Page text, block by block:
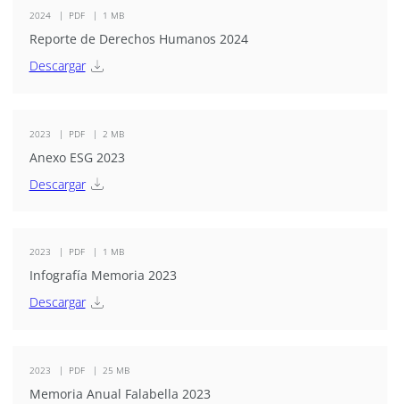
2024 PDF 1 MB
Reporte de Derechos Humanos 2024
Descargar
2023 PDF 2 MB
Anexo ESG 2023
Descargar
2023 PDF 1 MB
Infografía Memoria 2023
Descargar
2023 PDF 25 MB
Memoria Anual Falabella 2023